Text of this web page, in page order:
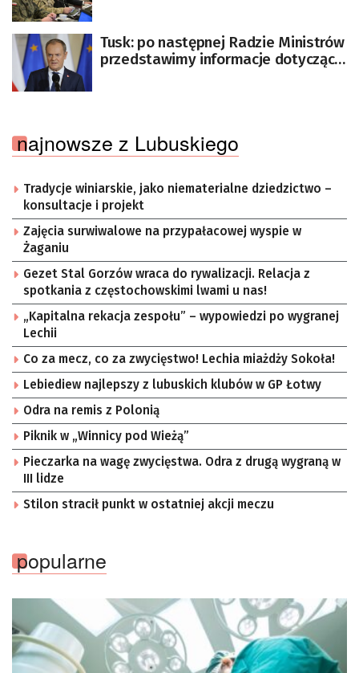
Tusk: po następnej Radzie Ministrów
przedstawimy informacje dotyczące
najnowsze z Lubuskiego
Tradycje winiarskie, jako niematerialne dziedzictwo –
konsultacje i projekt
Zajęcia surwiwalowe na przypałacowej wyspie w
Żaganiu
Gezet Stal Gorzów wraca do rywalizacji. Relacja z
spotkania z częstochowskimi lwami u nas!
„Kapitalna rekacja zespołu” – wypowiedzi po wygranej
Lechii
Co za mecz, co za zwycięstwo! Lechia miażdży Sokoła!
Lebiediew najlepszy z lubuskich klubów w GP Łotwy
Odra na remis z Polonią
Piknik w „Winnicy pod Wieżą”
Pieczarka na wagę zwycięstwa. Odra z drugą wygraną w
III lidze
Stilon stracił punkt w ostatniej akcji meczu
popularne